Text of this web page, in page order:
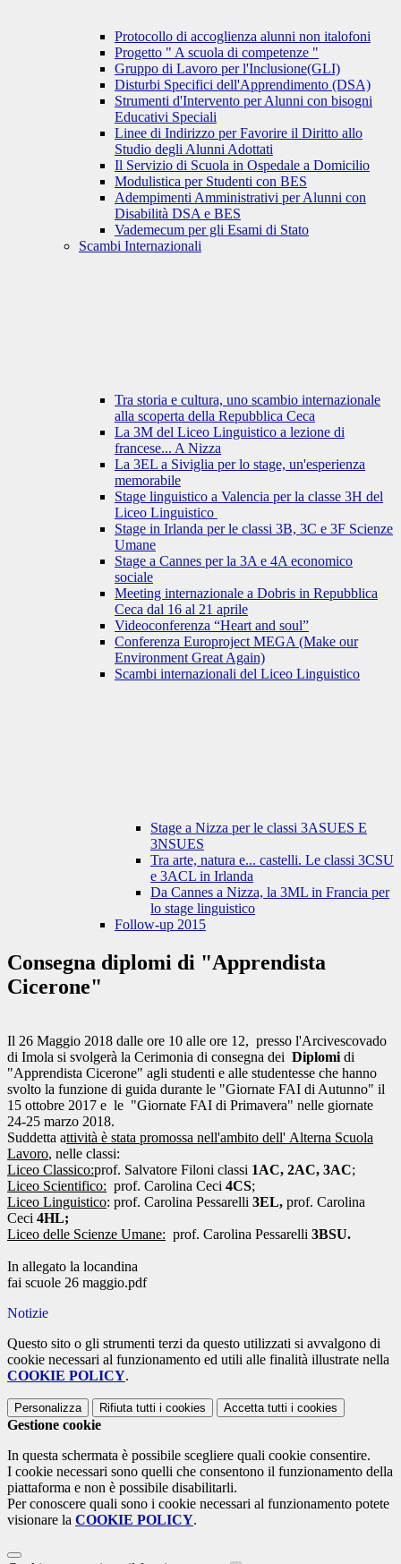
Protocollo di accoglienza alunni non italofoni
Progetto " A scuola di competenze "
Gruppo di Lavoro per l'Inclusione(GLI)
Disturbi Specifici dell'Apprendimento (DSA)
Strumenti d'Intervento per Alunni con bisogni
Educativi Speciali
Linee di Indirizzo per Favorire il Diritto allo
Studio degli Alunni Adottati
Il Servizio di Scuola in Ospedale a Domicilio
Modulistica per Studenti con BES
Adempimenti Amministrativi per Alunni con
Disabilità DSA e BES
Vademecum per gli Esami di Stato
Scambi Internazionali
Tra storia e cultura, uno scambio internazionale
alla scoperta della Repubblica Ceca
La 3M del Liceo Linguistico a lezione di
francese... A Nizza
La 3EL a Siviglia per lo stage, un'esperienza
memorabile
Stage linguistico a Valencia per la classe 3H del
Liceo Linguistico
Stage in Irlanda per le classi 3B, 3C e 3F Scienze
Umane
Stage a Cannes per la 3A e 4A economico
sociale
Meeting internazionale a Dobris in Repubblica
Ceca dal 16 al 21 aprile
Videoconferenza “Heart and soul”
Conferenza Europroject MEGA (Make our
Environment Great Again)
Scambi internazionali del Liceo Linguistico
Stage a Nizza per le classi 3ASUES E
3NSUES
Tra arte, natura e... castelli. Le classi 3CSU
e 3ACL in Irlanda
Da Cannes a Nizza, la 3ML in Francia per
lo stage linguistico
Follow-up 2015
Consegna diplomi di "Apprendista
Cicerone"
Il 26 Maggio 2018 dalle ore 10 alle ore 12, presso l'Arcivescovado
di Imola si svolgerà la Cerimonia di consegna dei Diplomi di
"Apprendista Cicerone" agli studenti e alle studentesse che hanno
svolto la funzione di guida durante le "Giornate FAI di Autunno" il
15 ottobre 2017 e le "Giornate FAI di Primavera" nelle giornate
24-25 marzo 2018.
Suddetta attività è stata promossa nell'ambito dell' Alterna Scuola
Lavoro, nelle classi:
Liceo Classico:prof. Salvatore Filoni classi 1AC, 2AC, 3AC;
Liceo Scientifico: prof. Carolina Ceci 4CS;
Liceo Linguistico: prof. Carolina Pessarelli 3EL, prof. Carolina
Ceci 4HL;
Liceo delle Scienze Umane: prof. Carolina Pessarelli 3BSU.
In allegato la locandina
fai scuole 26 maggio.pdf
Notizie
Questo sito o gli strumenti terzi da questo utilizzati si avvalgono di
cookie necessari al funzionamento ed utili alle finalità illustrate nella
COOKIE POLICY.
Personalizza Rifiuta tutti i cookies Accetta tutti i cookies
Gestione cookie
In questa schermata è possibile scegliere quali cookie consentire.
I cookie necessari sono quelli che consentono il funzionamento della
piattaforma e non è possibile disabilitarli.
Per conoscere quali sono i cookie necessari al funzionamento potete
visionare la COOKIE POLICY.